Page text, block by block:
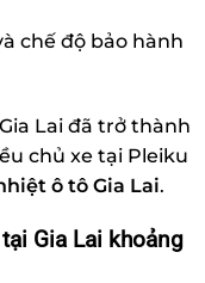
chế độ bảo hành
Lai đã trở thành
chủ xe tại Pleiku
ô tô Gia Lai.
Gia Lai khoảng